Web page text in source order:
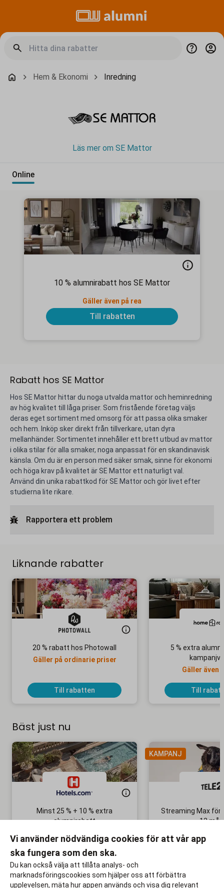
Hem & Ekonomi Inredning
Läs mer om SE Mattor
Online
10 % alumnirabatt hos SE Mattor
Gäller även på rea
Till rabatten
Rabatt hos SE Mattor
Hos SE Mattor hittar du noga utvalda mattor och heminredning
av hög kvalitet till låga priser. Som fristående företag väljs
deras eget sortiment med omsorg för att passa olika smaker
och hem. Inköp sker direkt från tillverkare, utan dyra
mellanhänder. Sortimentet innehåller ett brett utbud av mattor
i olika stilar för alla smaker, noga anpassat för en skandinavisk
känsla. Om du är en person med säker smak, sinne för ekonomi
och höga krav på kvalitet är SE Mattor ett naturligt val.
Använd din unika rabattkod för SE Mattor och gör livet efter
studierna lite rikare.
Rapportera ett problem
Liknande rabatter
20 % rabatt hos Photowall
Gäller på ordinarie priser
Till rabatten
5 % extra
Gäller även
Till
Bäst just nu
Minst 25 % + 10 % extra
alumnirabatt
Till rabatten
KAMPANJ
Streaming Max för
12 mån
Ingen
Vi använder nödvändiga cookies för att vår app
ska fungera som den ska.
Du kan också välja att tillåta analys- och
marknadsföringscookies som hjälper oss att förbättra
upplevelsen, mäta hur appen används och visa dig relevant